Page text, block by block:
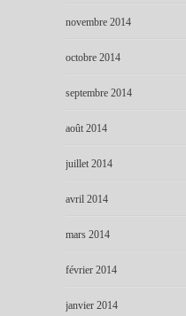
novembre 2014
octobre 2014
septembre 2014
août 2014
juillet 2014
avril 2014
mars 2014
février 2014
janvier 2014